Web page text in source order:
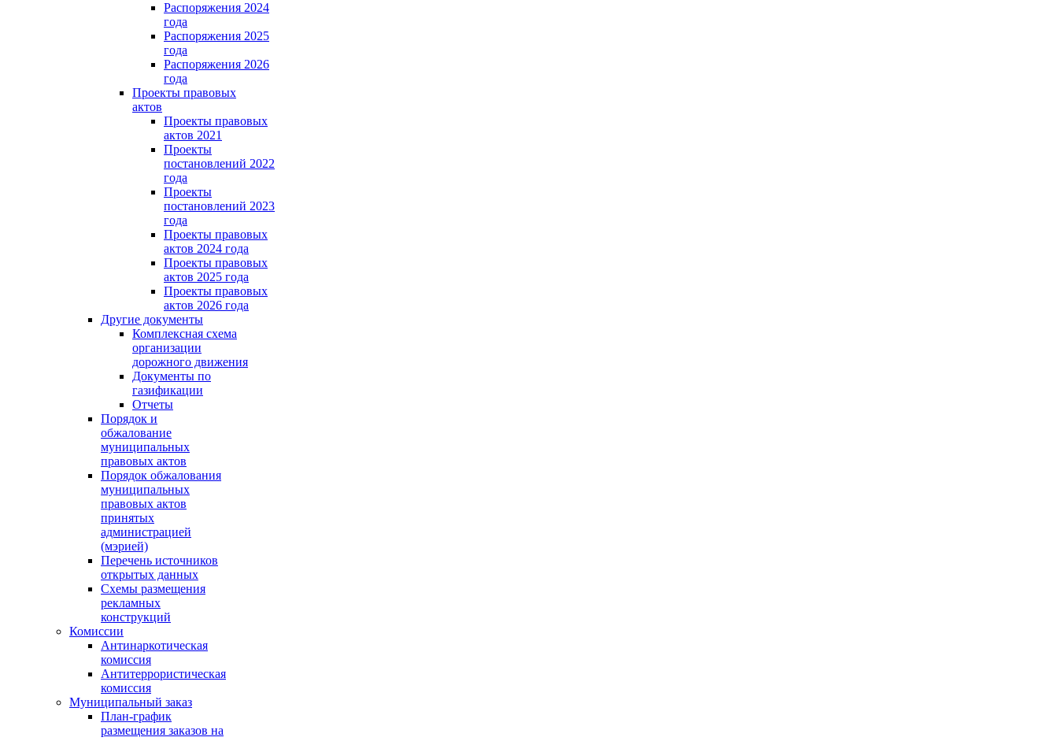
Распоряжения 2024
года
Распоряжения 2025
года
Распоряжения 2026
года
Проекты правовых
актов
Проекты правовых
актов 2021
Проекты
постановлений 2022
года
Проекты
постановлений 2023
года
Проекты правовых
актов 2024 года
Проекты правовых
актов 2025 года
Проекты правовых
актов 2026 года
Другие документы
Комплексная схема
организации
дорожного движения
Документы по
газификации
Отчеты
Порядок и
обжалование
муниципальных
правовых актов
Порядок обжалования
муниципальных
правовых актов
принятых
администрацией
(мэрией)
Перечень источников
открытых данных
Схемы размещения
рекламных
конструкций
Комиссии
Антинаркотическая
комиссия
Антитеррористическая
комиссия
Муниципальный заказ
План-график
размещения заказов на